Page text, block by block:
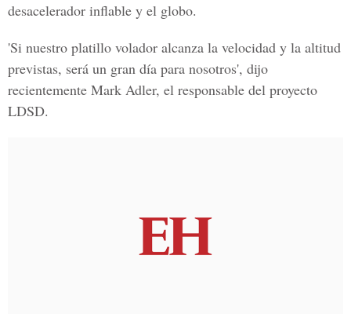
desacelerador inflable y el globo.
'Si nuestro platillo volador alcanza la velocidad y la altitud
previstas, será un gran día para nosotros', dijo
recientemente Mark Adler, el responsable del proyecto
LDSD.